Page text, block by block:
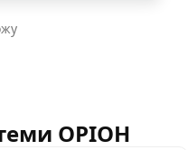
ОРІОН